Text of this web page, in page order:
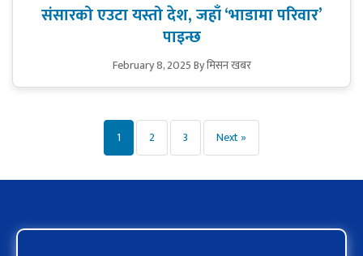
संसारको एउटा यस्तो देश, जहाँ ‘भाडामा परिवार’
पाइन्छ
February 8, 2025By मिसन खबर
Posts
pagination
1 2 3 Next »